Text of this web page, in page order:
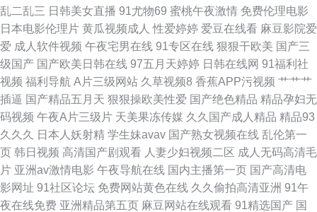
黑丝射 国产喷水自拍 美女黄色网 超碰啪啪在线 欧美18 亚州无码9Ⅱ视频 不
卡精品久久 久草国产牛牛视频 日韩欧美一中文 91国产视频大全 国产美女A
片
乱二乱三 日韩美女直播 91尤物69 蜜桃午夜激情 免费伦理电影
日本电影伦理片 黄瓜视频成人 性爱婷婷 爱豆在线看 麻豆影院爱
爱 成人软件视频 午夜宅男在线 91专区在线 狠狠干欧美 国产三
级国产 国产欧美日韩在线 97五月天婷婷 日韩在线网 91福利社
视频 福利导航 A片三级网站 久草视频8 香蕉APP污视频 艹艹艹
插逼 国产精品五月天 狠狠操欧美性爱 国产绝色精品 精品孕妇无
码视频 午夜A片三级片 天美果冻传媒 久久国产成人精品 精品93
久久久
日本人妖射精 学生妹avav 国产熟女视频在线 乱伦第一
页 韩日视频 高清国产剧观看 人妻少妇视频二区 成人无码高清毛
片 亚洲av激情电影 午夜导航在线 国内主播第一页 国产高清电
影网址 91社区论坛 免费网站黄色在线 久久偷拍高清亚洲 91午
夜在线免费 亚洲精品第五页 麻豆网站在线观看 91精选国产 国